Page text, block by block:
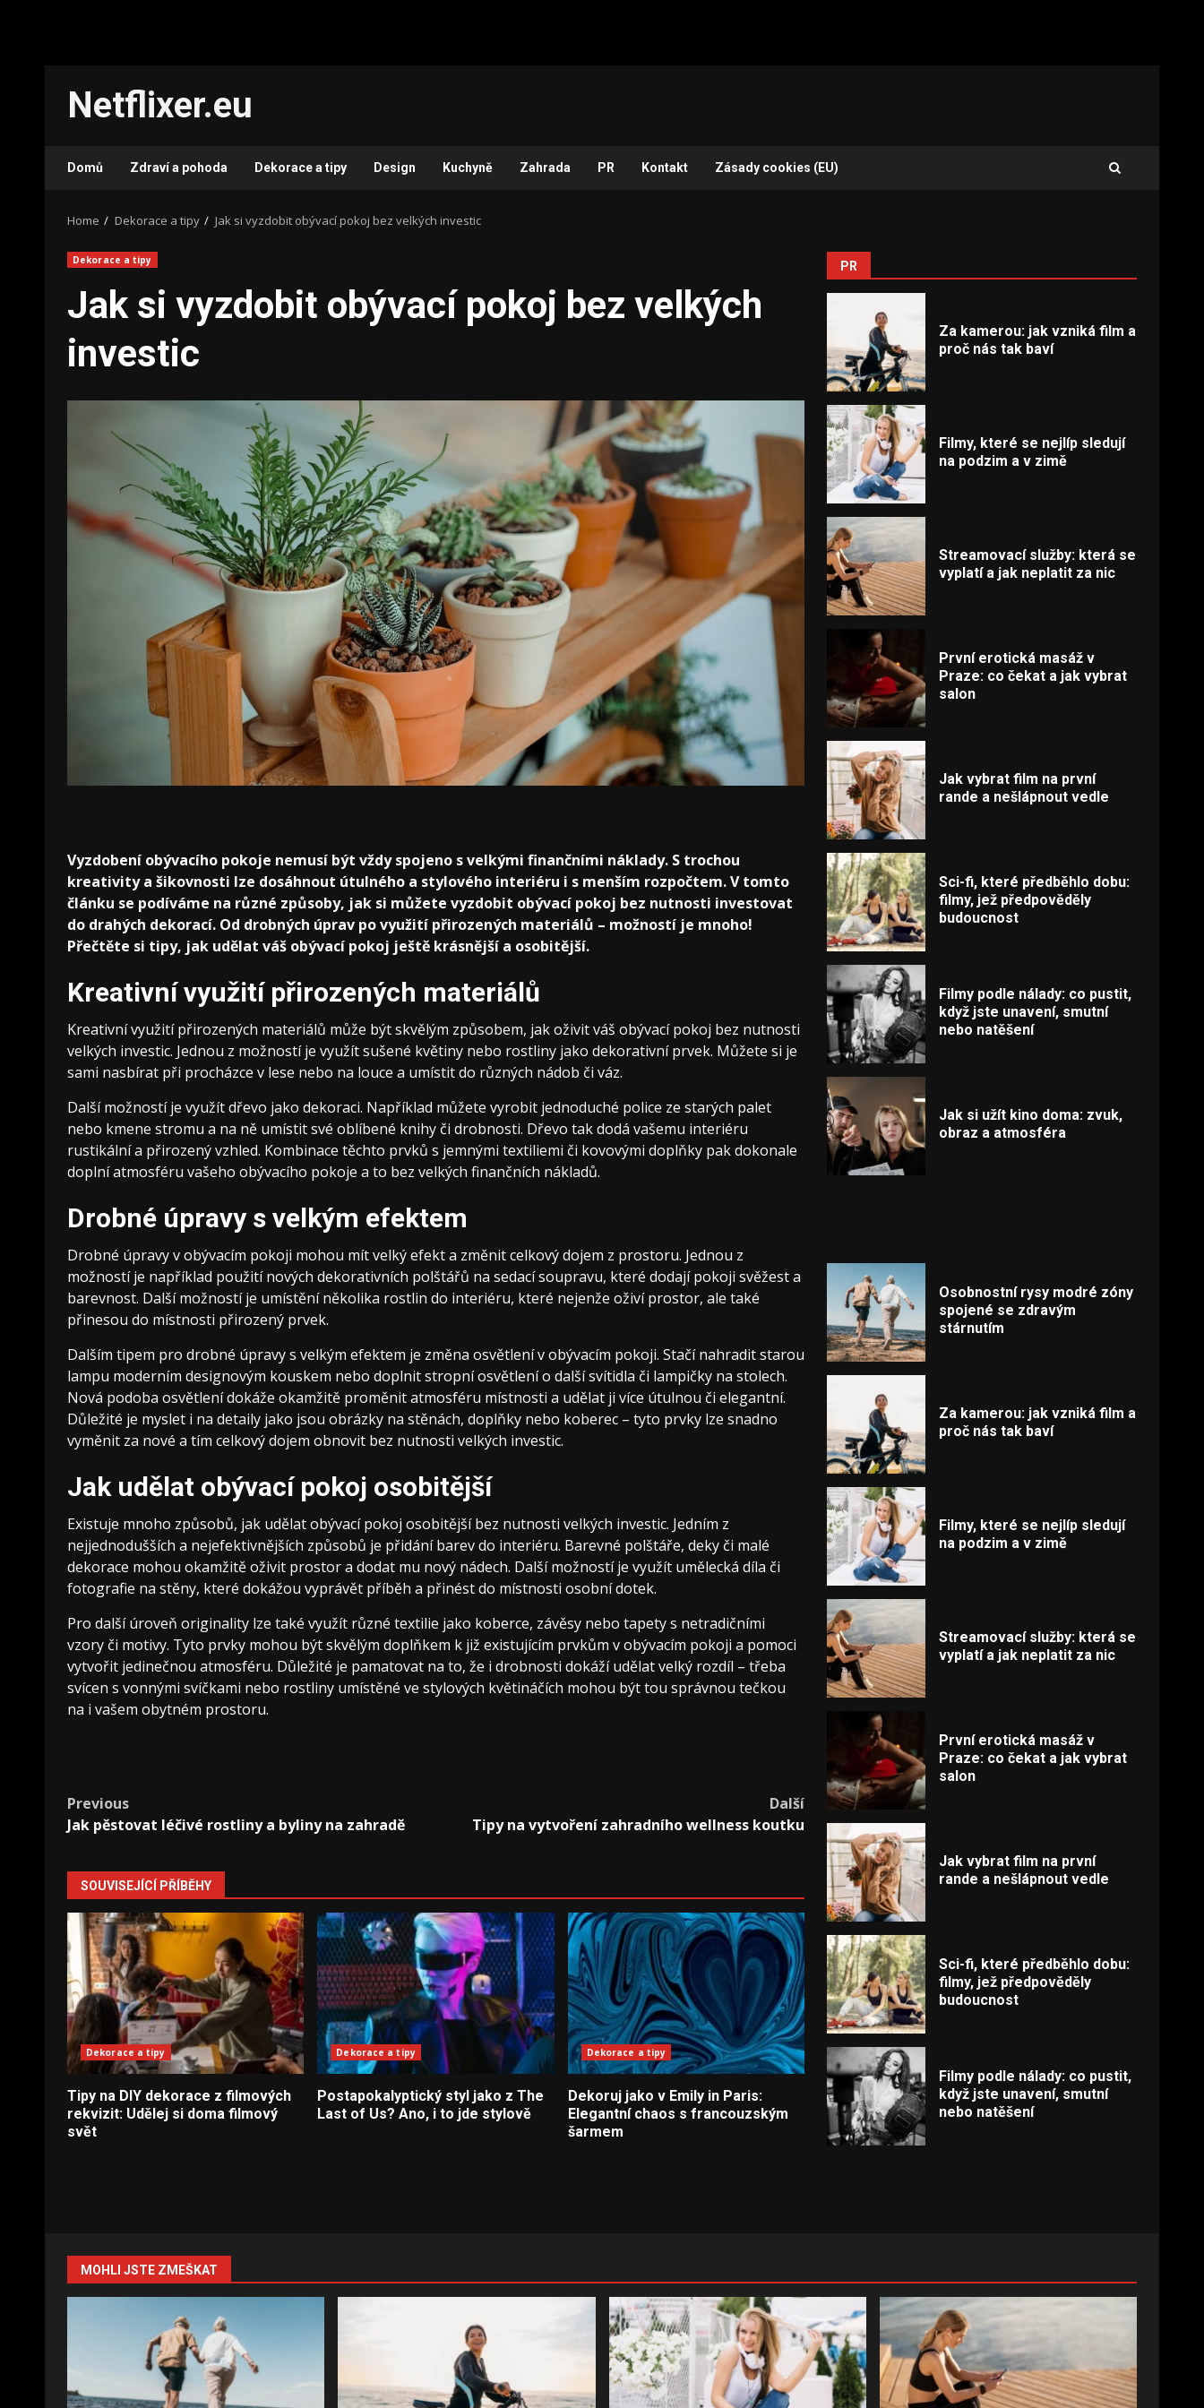
content
Netflixer.eu
Domů Zdraví a pohoda Dekorace a tipy Design Kuchyně Zahrada PR Kontakt Zásady cookies (EU)
Home Dekorace a tipy Jak si vyzdobit obývací pokoj bez velkých investic
Dekorace a tipy
Jak si vyzdobit obývací pokoj bez velkých
investic
Vyzdobení obývacího pokoje nemusí být vždy spojeno s velkými finančními náklady. S trochou
kreativity a šikovnosti lze dosáhnout útulného a stylového interiéru i s menším rozpočtem. V tomto
článku se podíváme na různé způsoby, jak si můžete vyzdobit obývací pokoj bez nutnosti investovat
do drahých dekorací. Od drobných úprav po využití přirozených materiálů – možností je mnoho!
Přečtěte si tipy, jak udělat váš obývací pokoj ještě krásnější a osobitější.
Kreativní využití přirozených materiálů
Kreativní využití přirozených materiálů může být skvělým způsobem, jak oživit váš obývací pokoj bez nutnosti
velkých investic. Jednou z možností je využít sušené květiny nebo rostliny jako dekorativní prvek. Můžete si je
sami nasbírat při procházce v lese nebo na louce a umístit do různých nádob či váz.
Další možností je využít dřevo jako dekoraci. Například můžete vyrobit jednoduché police ze starých palet
nebo kmene stromu a na ně umístit své oblíbené knihy či drobnosti. Dřevo tak dodá vašemu interiéru
rustikální a přirozený vzhled. Kombinace těchto prvků s jemnými textiliemi či kovovými doplňky pak dokonale
doplní atmosféru vašeho obývacího pokoje a to bez velkých finančních nákladů.
Drobné úpravy s velkým efektem
Drobné úpravy v obývacím pokoji mohou mít velký efekt a změnit celkový dojem z prostoru. Jednou z
možností je například použití nových dekorativních polštářů na sedací soupravu, které dodají pokoji svěžest a
barevnost. Další možností je umístění několika rostlin do interiéru, které nejenže oživí prostor, ale také
přinesou do místnosti přirozený prvek.
Dalším tipem pro drobné úpravy s velkým efektem je změna osvětlení v obývacím pokoji. Stačí nahradit starou
lampu moderním designovým kouskem nebo doplnit stropní osvětlení o další svítidla či lampičky na stolech.
Nová podoba osvětlení dokáže okamžitě proměnit atmosféru místnosti a udělat ji více útulnou či elegantní.
Důležité je myslet i na detaily jako jsou obrázky na stěnách, doplňky nebo koberec – tyto prvky lze snadno
vyměnit za nové a tím celkový dojem obnovit bez nutnosti velkých investic.
Jak udělat obývací pokoj osobitější
Existuje mnoho způsobů, jak udělat obývací pokoj osobitější bez nutnosti velkých investic. Jedním z
nejjednodušších a nejefektivnějších způsobů je přidání barev do interiéru. Barevné polštáře, deky či malé
dekorace mohou okamžitě oživit prostor a dodat mu nový nádech. Další možností je využít umělecká díla či
fotografie na stěny, které dokážou vyprávět příběh a přinést do místnosti osobní dotek.
Pro další úroveň originality lze také využít různé textilie jako koberce, závěsy nebo tapety s netradičními
vzory či motivy. Tyto prvky mohou být skvělým doplňkem k již existujícím prvkům v obývacím pokoji a pomoci
vytvořit jedinečnou atmosféru. Důležité je pamatovat na to, že i drobnosti dokáží udělat velký rozdíl – třeba
svícen s vonnými svíčkami nebo rostliny umístěné ve stylových květináčích mohou být tou správnou tečkou
na i vašem obytném prostoru.
Post
navigation
Previous
Jak pěstovat léčivé rostliny a byliny na zahradě
Další
Tipy na vytvoření zahradního wellness koutku
SOUVISEJÍCÍ PŘÍBĚHY
Dekorace a tipy
Tipy na DIY dekorace z filmových
rekvizit: Udělej si doma filmový
svět
Dekorace a tipy
Postapokalyptický styl jako z The
Last of Us? Ano, i to jde stylově
Dekorace a tipy
Dekoruj jako v Emily in Paris:
Elegantní chaos s francouzským
šarmem
PR
Za kamerou: jak vzniká film a
proč nás tak baví
Filmy, které se nejlíp sledují
na podzim a v zimě
Streamovací služby: která se
vyplatí a jak neplatit za nic
První erotická masáž v
Praze: co čekat a jak vybrat
salon
Jak vybrat film na první
rande a nešlápnout vedle
Sci-fi, které předběhlo dobu:
filmy, jež předpověděly
budoucnost
Filmy podle nálady: co pustit,
když jste unavení, smutní
nebo natěšení
Jak si užít kino doma: zvuk,
obraz a atmosféra
Osobnostní rysy modré zóny
spojené se zdravým
stárnutím
Za kamerou: jak vzniká film a
proč nás tak baví
Filmy, které se nejlíp sledují
na podzim a v zimě
Streamovací služby: která se
vyplatí a jak neplatit za nic
První erotická masáž v
Praze: co čekat a jak vybrat
salon
Jak vybrat film na první
rande a nešlápnout vedle
Sci-fi, které předběhlo dobu:
filmy, jež předpověděly
budoucnost
Filmy podle nálady: co pustit,
když jste unavení, smutní
nebo natěšení
MOHLI JSTE ZMEŠKAT